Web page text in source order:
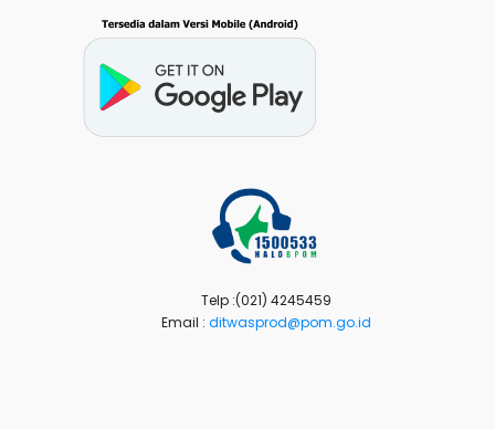
Telp :(021) 4245459
Email : ditwasprod@pom.go.id